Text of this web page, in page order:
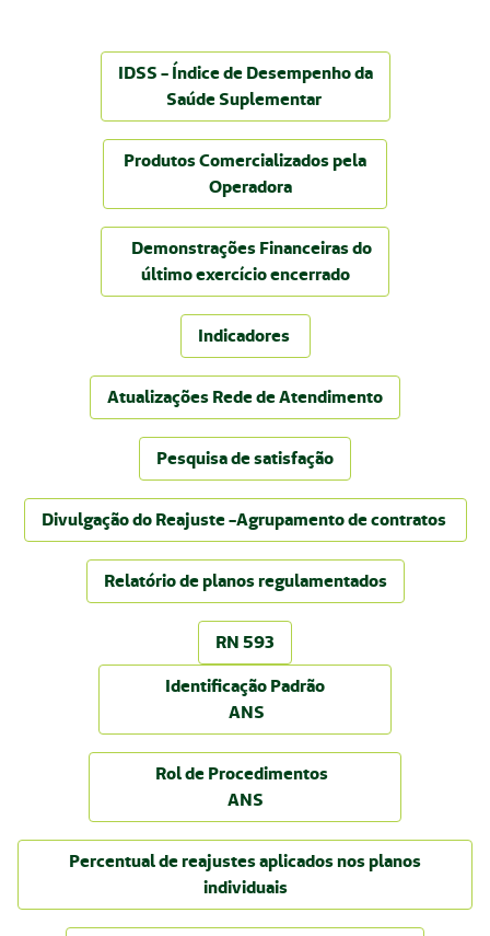
IDSS - Índice de Desempenho da
Saúde Suplementar
Produtos Comercializados pela
Operadora
Demonstrações Financeiras do
último exercício encerrado
Indicadores
Atualizações Rede de Atendimento
Pesquisa de satisfação
Divulgação do Reajuste -Agrupamento de contratos
Relatório de planos regulamentados
RN 593
Identificação Padrão
ANS
Rol de Procedimentos
ANS
Percentual de reajustes aplicados nos planos
individuais